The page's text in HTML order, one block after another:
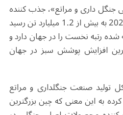
جنگل داری و مراتع»، جذب کننده
کربن سالانه چین در سال 2023 به بیش از 1.2 میلیارد تن رسید
رتبه نخست را در جهان دارد و
افزایش پوشش سبز در جهان
تولید صنعت جنگلداری و مراتع
عبور کرده به این معنی که چین بزرگترین